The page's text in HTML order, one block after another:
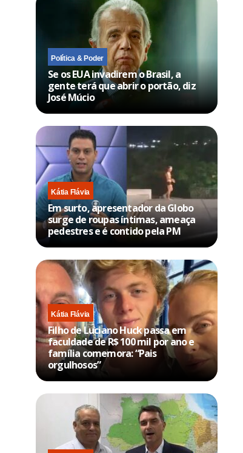
Política & Poder
Se os EUA invadirem o Brasil, a
gente terá que abrir o portão, diz
José Múcio
Kátia Flávia
Em surto, apresentador da Globo
surge de roupas íntimas, ameaça
pedestres e é contido pela PM
Kátia Flávia
Filho de Luciano Huck passa em
faculdade de R$ 100 mil por ano e
família comemora: “Pais
orgulhosos”